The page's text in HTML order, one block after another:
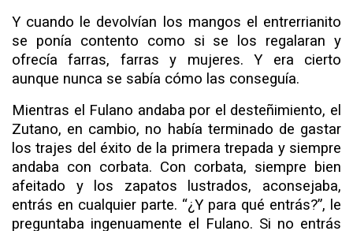
Y cuando le devolvían los mangos el entrerrianito
se ponía contento como si se los regalaran y
ofrecía farras, farras y mu­jeres. Y era cierto
aunque nunca se sabía cómo las conseguía.
Mientras el Fulano andaba por el desteñimiento, el
Zu­tano, en cambio, no había terminado de gastar
los trajes del éxito de la primera trepada y siempre
andaba con corbata. Con corbata, siempre bien
afeitado y los zapatos lustrados, aconsejaba,
entrás en cualquier parte. “¿Y para qué entrás?”, le
preguntaba ingenuamente el Fulano. Si no entrás